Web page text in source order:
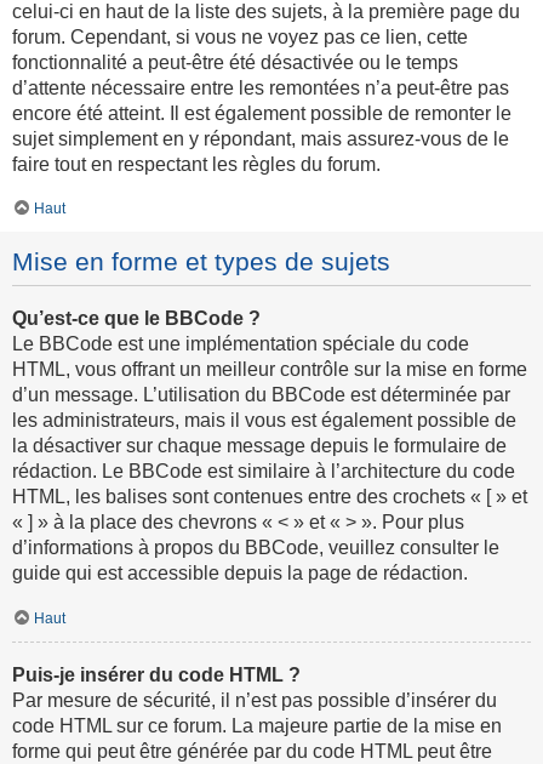
celui-ci en haut de la liste des sujets, à la première page du
forum. Cependant, si vous ne voyez pas ce lien, cette
fonctionnalité a peut-être été désactivée ou le temps
d’attente nécessaire entre les remontées n’a peut-être pas
encore été atteint. Il est également possible de remonter le
sujet simplement en y répondant, mais assurez-vous de le
faire tout en respectant les règles du forum.
Haut
Mise en forme et types de sujets
Qu’est-ce que le BBCode ?
Le BBCode est une implémentation spéciale du code
HTML, vous offrant un meilleur contrôle sur la mise en forme
d’un message. L’utilisation du BBCode est déterminée par
les administrateurs, mais il vous est également possible de
la désactiver sur chaque message depuis le formulaire de
rédaction. Le BBCode est similaire à l’architecture du code
HTML, les balises sont contenues entre des crochets « [ » et
« ] » à la place des chevrons « < » et « > ». Pour plus
d’informations à propos du BBCode, veuillez consulter le
guide qui est accessible depuis la page de rédaction.
Haut
Puis-je insérer du code HTML ?
Par mesure de sécurité, il n’est pas possible d’insérer du
code HTML sur ce forum. La majeure partie de la mise en
forme qui peut être générée par du code HTML peut être